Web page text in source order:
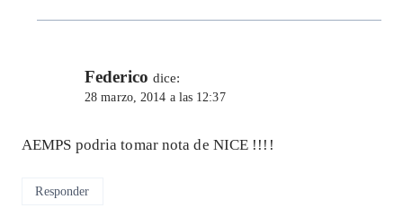
Federico dice:
28 marzo, 2014 a las 12:37
AEMPS podria tomar nota de NICE !!!!
Responder